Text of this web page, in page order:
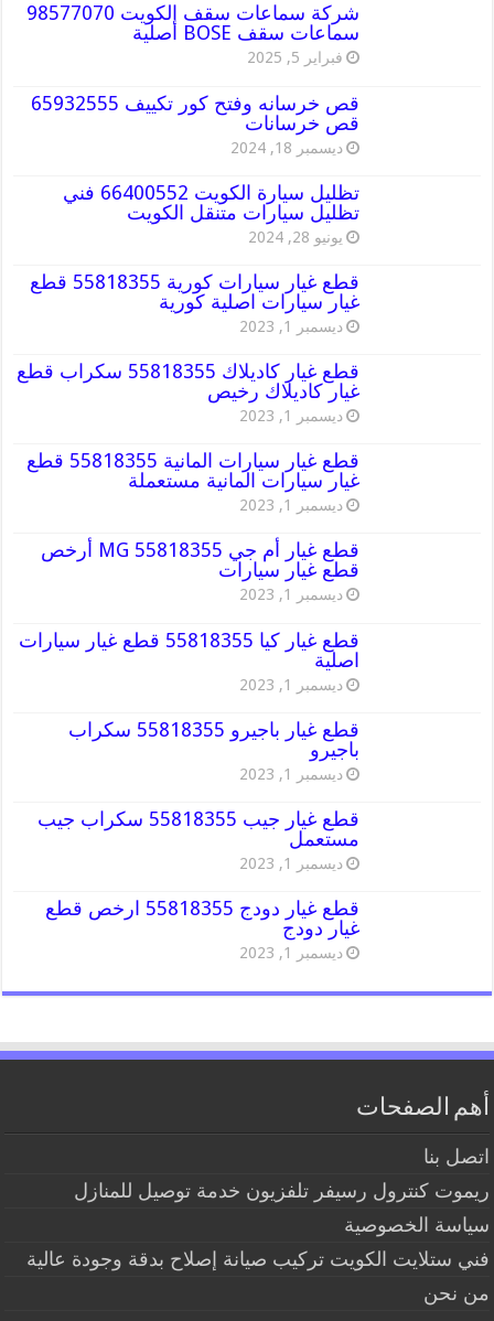
شركة سماعات سقف الكويت 98577070
سماعات سقف BOSE أصلية
فبراير 5, 2025
قص خرسانه وفتح كور تكييف 65932555
قص خرسانات
ديسمبر 18, 2024
تظليل سيارة الكويت 66400552 فني
تظليل سيارات متنقل الكويت
يونيو 28, 2024
قطع غيار سيارات كورية 55818355 قطع
غيار سيارات اصلية كورية
ديسمبر 1, 2023
قطع غيار كاديلاك 55818355 سكراب قطع
غيار كاديلاك رخيص
ديسمبر 1, 2023
قطع غيار سيارات المانية 55818355 قطع
غيار سيارات المانية مستعملة
ديسمبر 1, 2023
قطع غيار أم جي MG 55818355 أرخص
قطع غيار سيارات
ديسمبر 1, 2023
قطع غيار كيا 55818355 قطع غيار سيارات
اصلية
ديسمبر 1, 2023
قطع غيار باجيرو 55818355 سكراب
باجيرو
ديسمبر 1, 2023
قطع غيار جيب 55818355 سكراب جيب
مستعمل
ديسمبر 1, 2023
قطع غيار دودج 55818355 ارخص قطع
غيار دودج
ديسمبر 1, 2023
أهم الصفحات
اتصل بنا
ريموت كنترول رسيفر تلفزيون خدمة توصيل للمنازل
سياسة الخصوصية
فني ستلايت الكويت تركيب صيانة إصلاح بدقة وجودة عالية
من نحن